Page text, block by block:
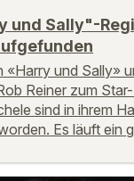
und Sally"-
«Harry und Sally»
Reiner zum
sind in ihrem
Es läuft ein